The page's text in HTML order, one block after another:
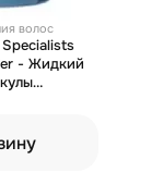
волос
- Жидкий
защита